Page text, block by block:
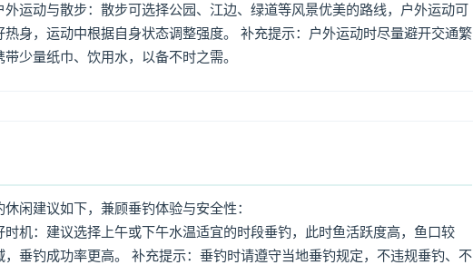
运动与散步：散步可选择公园、江边、绿道等风景优美的路线，户外运动可
身，运动中根据自身状态调整强度。 补充提示：户外运动时尽量避开交通繁
少量纸巾、饮用水，以备不时之需。
闲建议如下，兼顾垂钓体验与安全性：
机：建议选择上午或下午水温适宜的时段垂钓，此时鱼活跃度高，鱼口较
垂钓成功率更高。 补充提示：垂钓时请遵守当地垂钓规定，不违规垂钓、不